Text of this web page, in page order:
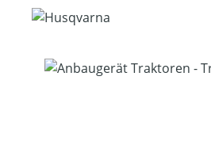
Bildergalerie überspringen